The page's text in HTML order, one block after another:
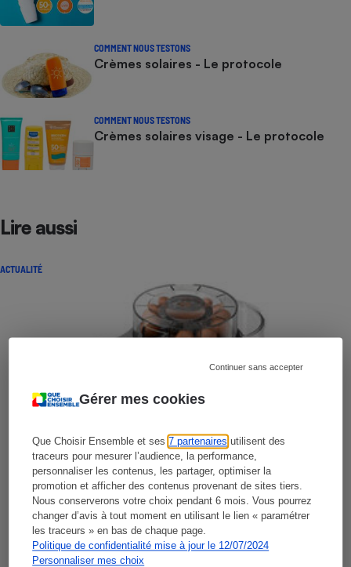
Gérer mes cookies
Que Choisir Ensemble et ses7 partenaires utilisent des
traceurs pour mesurer l’audience, la performance,
personnaliser les contenus, les partager, optimiser la
promotion et afficher des contenus provenant de sites tiers.
Nous conserverons votre choix pendant 6 mois. Vous pourrez
changer d’avis à tout moment en utilisant le lien « paramétrer
les traceurs » en bas de chaque page.
Politique de confidentialité mise à jour le 12/07/2024
Personnaliser mes choix
Continuer sans accepter
COMMENT NOUS TESTONS
Crèmes solaires - Le protocole
COMMENT NOUS TESTONS
Crèmes solaires visage - Le protocole
Lire aussi
ACTUALITÉ